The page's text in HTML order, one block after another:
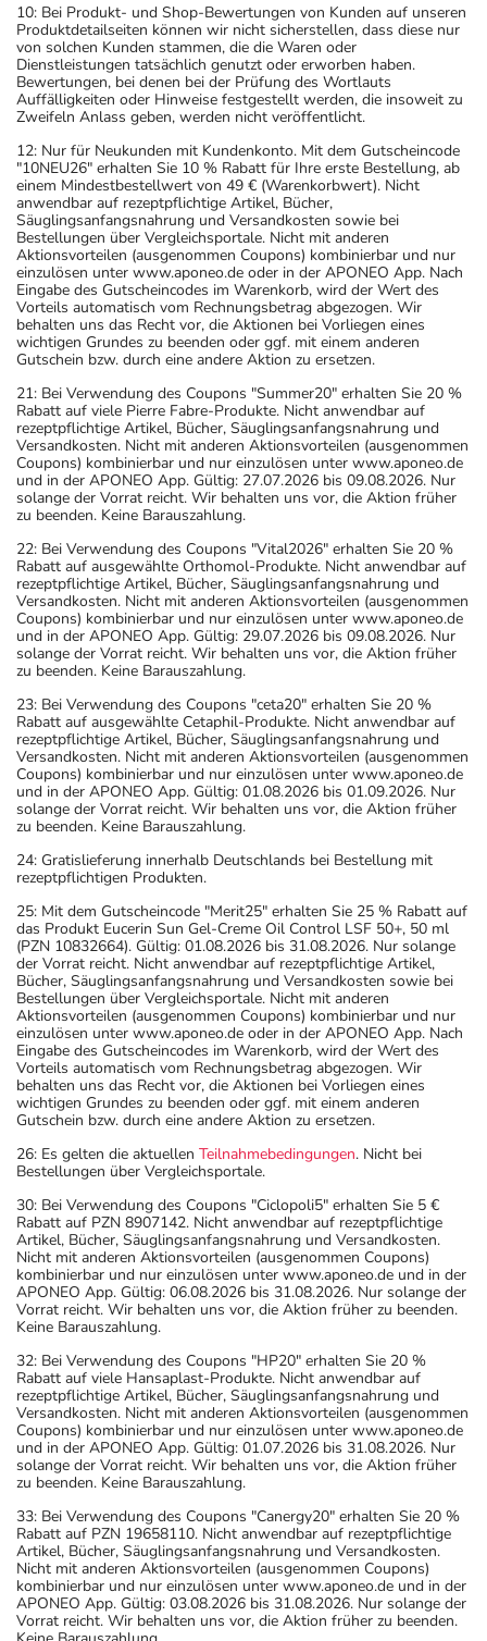
10: Bei Produkt- und Shop-Bewertungen von Kunden auf unseren
Produktdetailseiten können wir nicht sicherstellen, dass diese nur
von solchen Kunden stammen, die die Waren oder
Dienstleistungen tatsächlich genutzt oder erworben haben.
Bewertungen, bei denen bei der Prüfung des Wortlauts
Auffälligkeiten oder Hinweise festgestellt werden, die insoweit zu
Zweifeln Anlass geben, werden nicht veröffentlicht.
12: Nur für Neukunden mit Kundenkonto. Mit dem Gutscheincode
"10NEU26" erhalten Sie 10 % Rabatt für Ihre erste Bestellung, ab
einem Mindestbestellwert von 49 € (Warenkorbwert). Nicht
anwendbar auf rezeptpflichtige Artikel, Bücher,
Säuglingsanfangsnahrung und Versandkosten sowie bei
Bestellungen über Vergleichsportale. Nicht mit anderen
Aktionsvorteilen (ausgenommen Coupons) kombinierbar und nur
einzulösen unter www.aponeo.de oder in der APONEO App. Nach
Eingabe des Gutscheincodes im Warenkorb, wird der Wert des
Vorteils automatisch vom Rechnungsbetrag abgezogen. Wir
behalten uns das Recht vor, die Aktionen bei Vorliegen eines
wichtigen Grundes zu beenden oder ggf. mit einem anderen
Gutschein bzw. durch eine andere Aktion zu ersetzen.
21: Bei Verwendung des Coupons "Summer20" erhalten Sie 20 %
Rabatt auf viele Pierre Fabre-Produkte. Nicht anwendbar auf
rezeptpflichtige Artikel, Bücher, Säuglingsanfangsnahrung und
Versandkosten. Nicht mit anderen Aktionsvorteilen (ausgenommen
Coupons) kombinierbar und nur einzulösen unter www.aponeo.de
und in der APONEO App. Gültig: 27.07.2026 bis 09.08.2026. Nur
solange der Vorrat reicht. Wir behalten uns vor, die Aktion früher
zu beenden. Keine Barauszahlung.
22: Bei Verwendung des Coupons "Vital2026" erhalten Sie 20 %
Rabatt auf ausgewählte Orthomol-Produkte. Nicht anwendbar auf
rezeptpflichtige Artikel, Bücher, Säuglingsanfangsnahrung und
Versandkosten. Nicht mit anderen Aktionsvorteilen (ausgenommen
Coupons) kombinierbar und nur einzulösen unter www.aponeo.de
und in der APONEO App. Gültig: 29.07.2026 bis 09.08.2026. Nur
solange der Vorrat reicht. Wir behalten uns vor, die Aktion früher
zu beenden. Keine Barauszahlung.
23: Bei Verwendung des Coupons "ceta20" erhalten Sie 20 %
Rabatt auf ausgewählte Cetaphil-Produkte. Nicht anwendbar auf
rezeptpflichtige Artikel, Bücher, Säuglingsanfangsnahrung und
Versandkosten. Nicht mit anderen Aktionsvorteilen (ausgenommen
Coupons) kombinierbar und nur einzulösen unter www.aponeo.de
und in der APONEO App. Gültig: 01.08.2026 bis 01.09.2026. Nur
solange der Vorrat reicht. Wir behalten uns vor, die Aktion früher
zu beenden. Keine Barauszahlung.
24: Gratislieferung innerhalb Deutschlands bei Bestellung mit
rezeptpflichtigen Produkten.
25: Mit dem Gutscheincode "Merit25" erhalten Sie 25 % Rabatt auf
das Produkt Eucerin Sun Gel-Creme Oil Control LSF 50+, 50 ml
(PZN 10832664). Gültig: 01.08.2026 bis 31.08.2026. Nur solange
der Vorrat reicht. Nicht anwendbar auf rezeptpflichtige Artikel,
Bücher, Säuglingsanfangsnahrung und Versandkosten sowie bei
Bestellungen über Vergleichsportale. Nicht mit anderen
Aktionsvorteilen (ausgenommen Coupons) kombinierbar und nur
einzulösen unter www.aponeo.de oder in der APONEO App. Nach
Eingabe des Gutscheincodes im Warenkorb, wird der Wert des
Vorteils automatisch vom Rechnungsbetrag abgezogen. Wir
behalten uns das Recht vor, die Aktionen bei Vorliegen eines
wichtigen Grundes zu beenden oder ggf. mit einem anderen
Gutschein bzw. durch eine andere Aktion zu ersetzen.
26: Es gelten die aktuellen Teilnahmebedingungen. Nicht bei
Bestellungen über Vergleichsportale.
30: Bei Verwendung des Coupons "Ciclopoli5" erhalten Sie 5 €
Rabatt auf PZN 8907142. Nicht anwendbar auf rezeptpflichtige
Artikel, Bücher, Säuglingsanfangsnahrung und Versandkosten.
Nicht mit anderen Aktionsvorteilen (ausgenommen Coupons)
kombinierbar und nur einzulösen unter www.aponeo.de und in der
APONEO App. Gültig: 06.08.2026 bis 31.08.2026. Nur solange der
Vorrat reicht. Wir behalten uns vor, die Aktion früher zu beenden.
Keine Barauszahlung.
32: Bei Verwendung des Coupons "HP20" erhalten Sie 20 %
Rabatt auf viele Hansaplast-Produkte. Nicht anwendbar auf
rezeptpflichtige Artikel, Bücher, Säuglingsanfangsnahrung und
Versandkosten. Nicht mit anderen Aktionsvorteilen (ausgenommen
Coupons) kombinierbar und nur einzulösen unter www.aponeo.de
und in der APONEO App. Gültig: 01.07.2026 bis 31.08.2026. Nur
solange der Vorrat reicht. Wir behalten uns vor, die Aktion früher
zu beenden. Keine Barauszahlung.
33: Bei Verwendung des Coupons "Canergy20" erhalten Sie 20 %
Rabatt auf PZN 19658110. Nicht anwendbar auf rezeptpflichtige
Artikel, Bücher, Säuglingsanfangsnahrung und Versandkosten.
Nicht mit anderen Aktionsvorteilen (ausgenommen Coupons)
kombinierbar und nur einzulösen unter www.aponeo.de und in der
APONEO App. Gültig: 03.08.2026 bis 31.08.2026. Nur solange der
Vorrat reicht. Wir behalten uns vor, die Aktion früher zu beenden.